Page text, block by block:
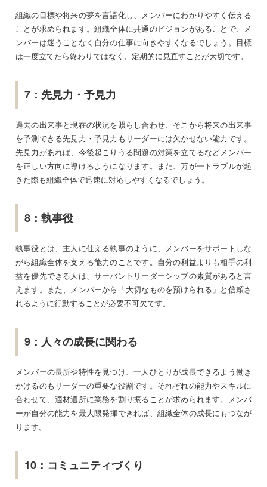
組織の目標や将来の夢を言語化し、メンバーにわかりやすく伝える
ことが求められます。組織全体に共通のビジョンがあることで、メ
ンバーは迷うことなく自分の仕事に向きやすくなるでしょう。目標
は一度立てたら終わりではなく、定期的に見直すことが大切です。
7：先見力・予見力
過去の出来事と現在の状況を照らし合わせ、そこから将来の出来事
を予測できる先見力・予見力もリーダーには欠かせない能力です。
先見力があれば、今後起こりうる問題の対策を立てるなどメンバー
を正しい方向に導けるようになります。また、万が一トラブルが起
きた際も組織全体で迅速に対応しやすくなるでしょう。
8：執事役
執事役とは、主人に仕える執事のように、メンバーをサポートしな
がら組織全体を支える能力のことです。自分の利益よりも相手の利
益を優先できる人は、サーバントリーダーシップの素質があると言
えます。また、メンバーから「大切なものを預けられる」と信頼さ
れるように行動することが必要不可欠です。
9：人々の成長に関わる
メンバーの長所や特性を見つけ、一人ひとりが成長できるよう働き
かけるのもリーダーの重要な役割です。それぞれの能力やスキルに
合わせて、適材適所に業務を割り振ることが求められます。メンバ
ーが自分の能力を最大限発揮できれば、組織全体の成長にもつなが
ります。
10：コミュニティづくり